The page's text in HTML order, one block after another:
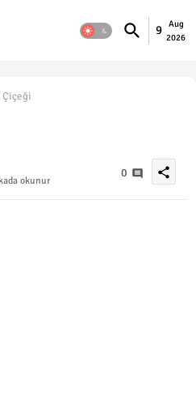
9
Aug
2026
okunur
0 share